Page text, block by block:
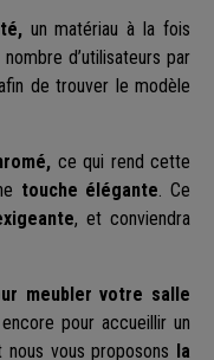
un matériau à la fois
d’utilisateurs par
de trouver le modèle
ce qui rend cette
touche élégante. Ce
, et conviendra
meubler votre salle
pour accueillir un
nous vous proposons la